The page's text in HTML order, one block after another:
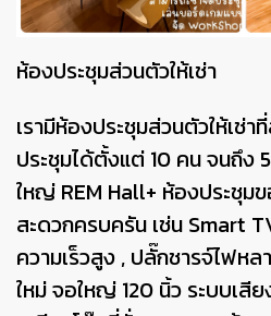
ห้องประชุมส่วนตัวให้เช่า
เรามีห้องประชุมส่วนตัวให้เช่
ประชุมได้ตั้งแต่ 10 คน จนถึง
ใหญ่ REM Hall+ ห้องประชุม
สะดวกครบครัน เช่น Smart
ความเร็วสูง , ปลั๊กชารจ์ไฟหล
ใหม่ จอใหญ่ 120 นิ้ว ระบบเ